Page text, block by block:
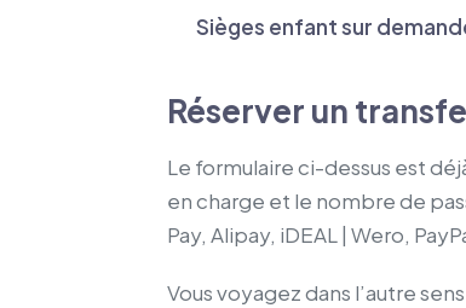
Sièges enfant sur
Réserver un
Le formulaire ci-dessus est
en charge et le nombre de
Pay, Alipay, iDEAL | Wero,
Vous voyagez dans l’autre